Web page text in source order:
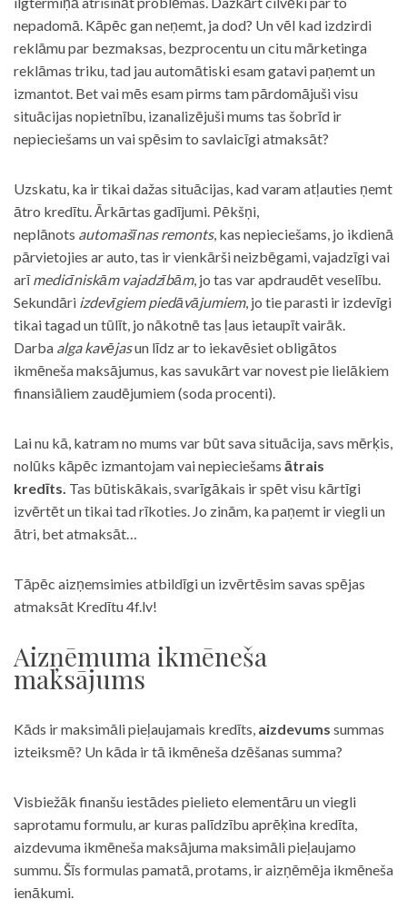
nepadomā. Kāpēc gan neņemt, ja dod? Un vēl kad izdzirdi
reklāmu par bezmaksas, bezprocentu un citu mārketinga
reklāmas triku, tad jau automātiski esam gatavi paņemt un
izmantot. Bet vai mēs esam pirms tam pārdomājuši visu
situācijas nopietnību, izanalizējuši mums tas šobrīd ir
nepieciešams un vai spēsim to savlaicīgi atmaksāt?
Uzskatu, ka ir tikai dažas situācijas, kad varam atļauties ņemt
ātro kredītu. Ārkārtas gadījumi. Pēkšņi,
neplānots automašīnas remonts, kas nepieciešams, jo ikdienā
pārvietojies ar auto, tas ir vienkārši neizbēgami, vajadzīgi vai
arīmedicīniskām vajadzībām, jo tas var apdraudēt veselību.
Sekundāri izdevīgiem piedāvājumiem, jo tie parasti ir izdevīgi
tikai tagad un tūlīt, jo nākotnē tas ļaus ietaupīt vairāk.
Darba alga kavējasun līdz ar to iekavēsiet obligātos
ikmēneša maksājumus, kas savukārt var novest pie lielākiem
finansiāliem zaudējumiem (soda procenti).
Lai nu kā, katram no mums var būt sava situācija, savs mērķis,
nolūks kāpēc izmantojam vai nepieciešams ātrais
kredīts. Tas būtiskākais, svarīgākais ir spēt visu kārtīgi
izvērtēt un tikai tad rīkoties. Jo zinām, ka paņemt ir viegli un
ātri, bet atmaksāt…
Tāpēc aizņemsimies atbildīgi un izvērtēsim savas spējas
atmaksāt Kredītu 4f.lv!
Aizņēmuma ikmēneša
maksājums
Kāds ir maksimāli pieļaujamais kredīts, aizdevums summas
izteiksmē? Un kāda ir tā ikmēneša dzēšanas summa?
Visbiežāk finanšu iestādes pielieto elementāru un viegli
saprotamu formulu, ar kuras palīdzību aprēķina kredīta,
aizdevuma ikmēneša maksājuma maksimāli pieļaujamo
summu. Šīs formulas pamatā, protams, ir aizņēmēja ikmēneša
ienākumi.